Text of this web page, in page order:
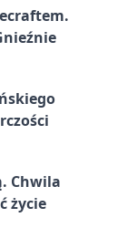
Chwila
życie